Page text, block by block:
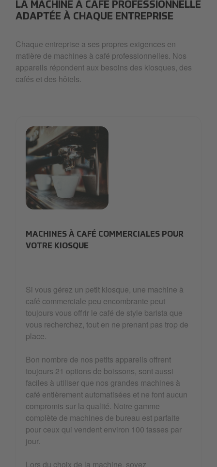
LA MACHINE À CAFÉ PROFESSIONNELLE
ADAPTÉE À CHAQUE ENTREPRISE
Chaque entreprise a ses propres exigences en
matière de machines à café professionnelles. Nos
appareils répondent aux besoins des kiosques, des
cafés et des hôtels.
MACHINES À CAFÉ COMMERCIALES POUR
VOTRE KIOSQUE
Si vous gérez un petit kiosque, une machine à
café commerciale peu encombrante peut
toujours vous offrir le café de style barista que
vous recherchez, tout en ne prenant pas trop de
place.
Bon nombre de nos petits appareils offrent
toujours 21 options de boissons, sont aussi
faciles à utiliser que nos grandes machines à
café entièrement automatisées et ne font aucun
compromis sur la qualité. Notre gamme
complète de machines de bureau est parfaite
pour ceux qui vendent environ 100 tasses par
jour.
Lors du choix de la machine, soyez